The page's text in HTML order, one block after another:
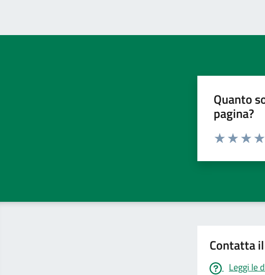
Quanto
pagina?
Valuta da 1 a 5
Contatta
Leggi le